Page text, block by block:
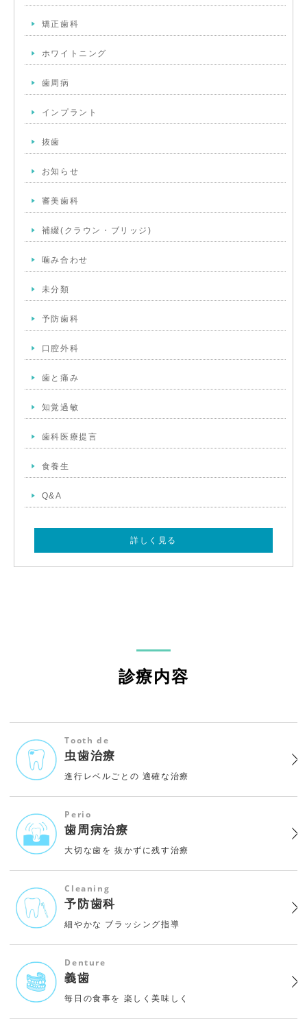
矯正歯科
ホワイトニング
歯周病
インプラント
抜歯
お知らせ
審美歯科
補綴(クラウン・ブリッジ)
噛み合わせ
未分類
予防歯科
口腔外科
歯と痛み
知覚過敏
歯科医療提言
食養生
Q&A
詳しく見る
診療内容
Tooth de
虫歯治療
進行レベルごとの 適確な治療
Perio
歯周病治療
大切な歯を 抜かずに残す治療
Cleaning
予防歯科
細やかな ブラッシング指導
Denture
義歯
毎日の食事を 楽しく美味しく